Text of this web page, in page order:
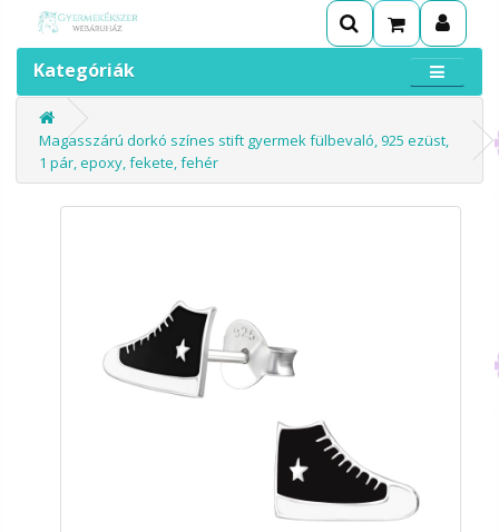
Kategóriák
Magasszárú dorkó színes stift gyermek fülbevaló, 925 ezüst,
1 pár, epoxy, fekete, fehér